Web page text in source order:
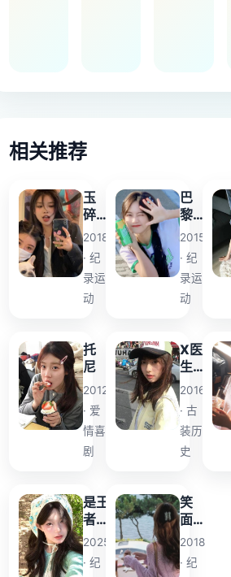
相关推荐
玉
碎
凤
还
巢
2018
· 纪
录运
动
巴
黎
妓
院
回
忆
录
2015
· 纪
录运
动
托
尼
2012
· 爱
情喜
剧
X医
生：
外科
医生
大门
未知
子第
2016
· 古
装历
史
是王
者
啊？
第二
季
2025
· 纪
笑
面
欲
魔
2018
· 纪